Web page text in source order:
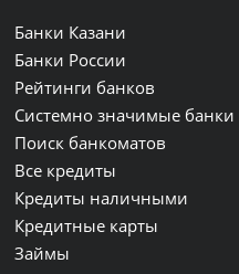
Банки Казани
Банки России
Рейтинги банков
Системно значимые банки
Поиск банкоматов
Все кредиты
Кредиты наличными
Кредитные карты
Займы